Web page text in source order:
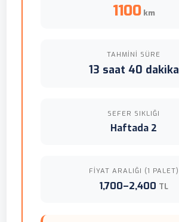
1100 km
TAHMINI SÜRE
13 saat 40 dakika
SEFER SIKLIĞI
Haftada 2
FIYAT ARALIĞI (1 PALET)
1,700–2,400 TL